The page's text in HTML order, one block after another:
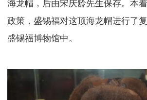
海龙帽，后由宋庆龄先生保存。本
政策，盛锡福对这顶海龙帽进行了
盛锡福博物馆中。